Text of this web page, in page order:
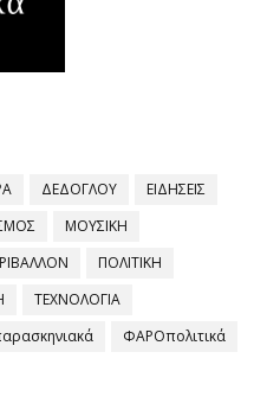
ΔΕΔΟΓΛΟΥ
ΕΙΔΗΣΕΙΣ
ΜΟΥΣΙΚΗ
ΠΟΛΙΤΙΚΗ
ΤΕΧΝΟΛΟΓΙΑ
ΦΑΡΟπολιτικά